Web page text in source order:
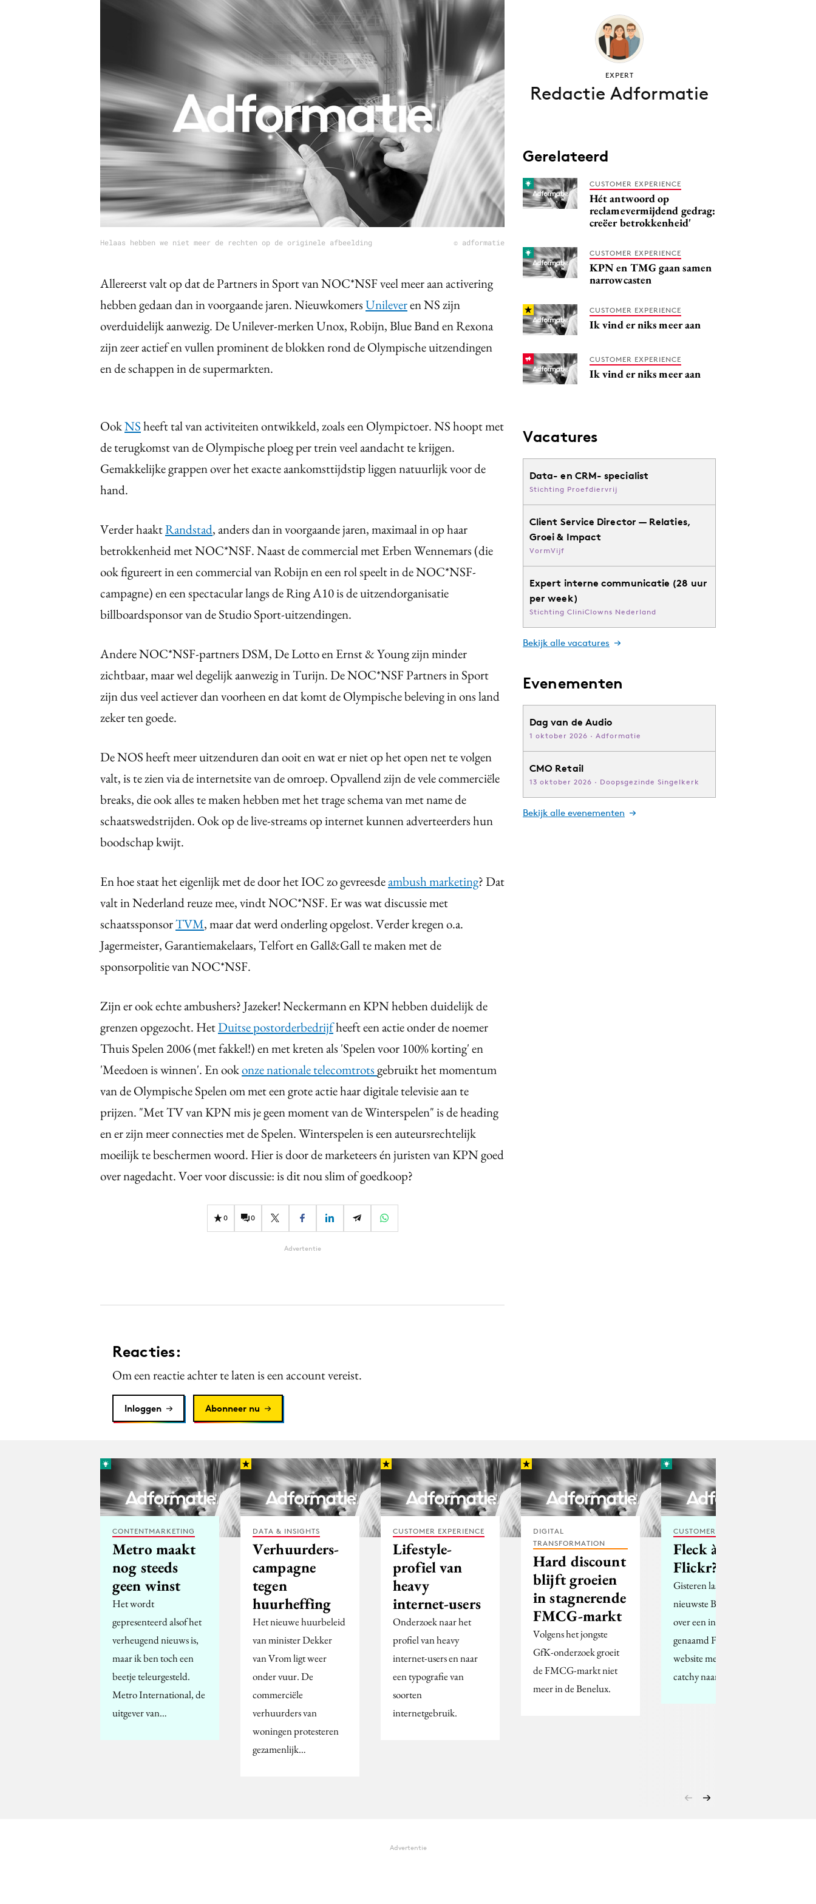
Gedragsverandering
Influencer marketing
Interne communicatie
Martech
Purpose Marketing
Reputatie & crisis
Helaas hebben we niet meer de rechten op de originele afbeelding © adformatie
Allereerst valt op dat de Partners in Sport van NOC*NSF veel meer aan activering
hebben gedaan dan in voorgaande jaren. NieuwkomersUnileveren NS zijn
overduidelijk aanwezig. De Unilever-merken Unox, Robijn, Blue Band en Rexona
zijn zeer actief en vullen prominent de blokken rond de Olympische uitzendingen
en de schappen in de supermarkten.
OokNSheeft tal van activiteiten ontwikkeld, zoals een Olympictoer. NS hoopt met
de terugkomst van de Olympische ploeg per trein veel aandacht te krijgen.
Gemakkelijke grappen over het exacte aankomsttijdstip liggen natuurlijk voor de
hand.
Verder haaktRandstad, anders dan in voorgaande jaren, maximaal in op haar
betrokkenheid met NOC*NSF. Naast de commercial met Erben Wennemars (die
ook figureert in een commercial van Robijn en een rol speelt in de NOC*NSF-
campagne) en een spectacular langs de Ring A10 is de uitzendorganisatie
billboardsponsor van de Studio Sport-uitzendingen.
Andere NOC*NSF-partners DSM, De Lotto en Ernst & Young zijn minder
zichtbaar, maar wel degelijk aanwezig in Turijn. De NOC*NSF Partners in Sport
zijn dus veel actiever dan voorheen en dat komt de Olympische beleving in ons land
zeker ten goede.
De NOS heeft meer uitzenduren dan ooit en wat er niet op het open net te volgen
valt, is te zien via de internetsite van de omroep. Opvallend zijn de vele commerciële
breaks, die ook alles te maken hebben met het trage schema van met name de
schaatswedstrijden. Ook op de live-streams op internet kunnen adverteerders hun
boodschap kwijt.
En hoe staat het eigenlijk met de door het IOC zo gevreesdeambush marketing? Dat
valt in Nederland reuze mee, vindt NOC*NSF. Er was wat discussie met
schaatssponsorTVM, maar dat werd onderling opgelost. Verder kregen o.a.
Jagermeister, Garantiemakelaars, Telfort en Gall&Gall te maken met de
sponsorpolitie van NOC*NSF.
Zijn er ook echte ambushers? Jazeker! Neckermann en KPN hebben duidelijk de
grenzen opgezocht. HetDuitse postorderbedrijfheeft een actie onder de noemer
Thuis Spelen 2006 (met fakkel!) en met kreten als 'Spelen voor 100% korting' en
'Meedoen is winnen'. En ookonze nationale telecomtrotsgebruikt het momentum
van de Olympische Spelen om met een grote actie haar digitale televisie aan te
prijzen. "Met TV van KPN mis je geen moment van de Winterspelen" is de heading
en er zijn meer connecties met de Spelen. Winterspelen is een auteursrechtelijk
moeilijk te beschermen woord. Hier is door de marketeers én juristen van KPN goed
over nagedacht. Voer voor discussie: is dit nou slim of goedkoop?
0 0
Advertentie
Reacties:
Om een reactie achter te laten is een account vereist.
Inloggen Abonneer nu
EXPERT
Redactie Adformatie
Gerelateerd
CUSTOMER EXPERIENCE
Hét antwoord op
reclamevermijdend gedrag:
creëer betrokkenheid'
CUSTOMER EXPERIENCE
KPN en TMG gaan samen
narrowcasten
CUSTOMER EXPERIENCE
Ik vind er niks meer aan
CUSTOMER EXPERIENCE
Ik vind er niks meer aan
Vacatures
Data- en CRM- specialist
Stichting Proefdiervrij
Client Service Director — Relaties,
Groei & Impact
VormVijf
Expert interne communicatie (28 uur
per week)
Stichting CliniClowns Nederland
Bekijk alle vacatures
Evenementen
Dag van de Audio
1 oktober 2026 · Adformatie
CMO Retail
13 oktober 2026 · Doopsgezinde Singelkerk
Bekijk alle evenementen
CONTENTMARKETING
Metro maakt
nog steeds
geen winst
Het wordt
gepresenteerd alsof het
verheugend nieuws is,
maar ik ben toch een
beetje teleurgesteld.
Metro International, de
uitgever van…
DATA & INSIGHTS
Verhuurders-
campagne
tegen
huurheffing
Het nieuwe huurbeleid
van minister Dekker
van Vrom ligt weer
onder vuur. De
commerciële
verhuurders van
woningen protesteren
gezamenlijk…
CUSTOMER EXPERIENCE
Lifestyle-
profiel van
heavy
internet-users
Onderzoek naar het
profiel van heavy
internet-users en naar
een typografie van
soorten
internetgebruik.
DIGITAL
TRANSFORMATION
Hard discount
blijft groeien
in stagnerende
FMCG-markt
Volgens het jongste
GfK-onderzoek groeit
de FMCG-markt niet
meer in de Benelux.
CUSTOMER EXPERIENCE
Fleck à la
Flickr?
Gisteren las ik in de
nieuwste Bright iets
over een initiatief
genaamd Fleck. De
website met deze korte,
catchy naam zal een…
Advertentie